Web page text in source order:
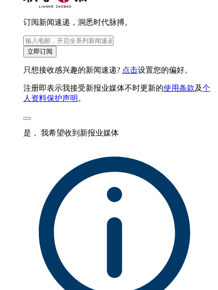
订阅新闻速递，洞悉时代脉搏。
立即订阅
只想接收感兴趣的新闻速递? 点击设置您的偏好。
注册即表示我接受新报业媒体不时更新的使用条款及个
人资料保护声明 。
是， 我希望收到新报业媒体